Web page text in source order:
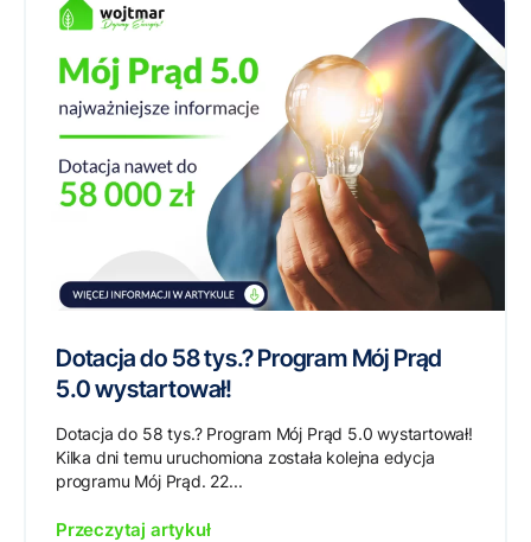
Dotacja do 58 tys.? Program Mój Prąd
5.0 wystartował!
Dotacja do 58 tys.? Program Mój Prąd 5.0 wystartował!
Kilka dni temu uruchomiona została kolejna edycja
programu Mój Prąd. 22...
Przeczytaj artykuł